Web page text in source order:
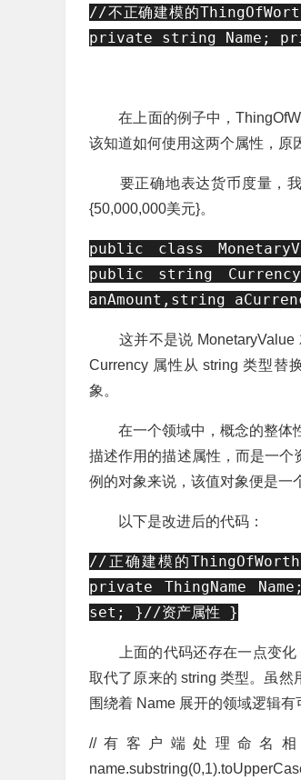
//不正确建模的
private string Name;
在上面的例子中，
该知道如何使用这两个属性，原
要正确地表达货币度量，我
{50,000,000美元}。
public class
public string
anAmount,string
这并不是说 MonetaryValue
Currency 属性从 string 类型替
象。
在一个领域中，概念的整体性
描述作用的描述属性，而是一
例的对象来说，该值对象便是一
以下是改进后的代码：
//正确建模的
private ThingName
set; }//资产属性 }
上面的代码还存在一点变化
取代了原来的 string 类型。虽然
围绕着 Name 展开的领域逻辑
//有客户端处理命名相关